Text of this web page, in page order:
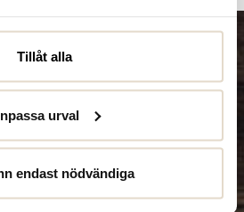
Tillåt alla
urval
endast nödvändiga
HÅKANSSONS
Om Håkanssons
Retur